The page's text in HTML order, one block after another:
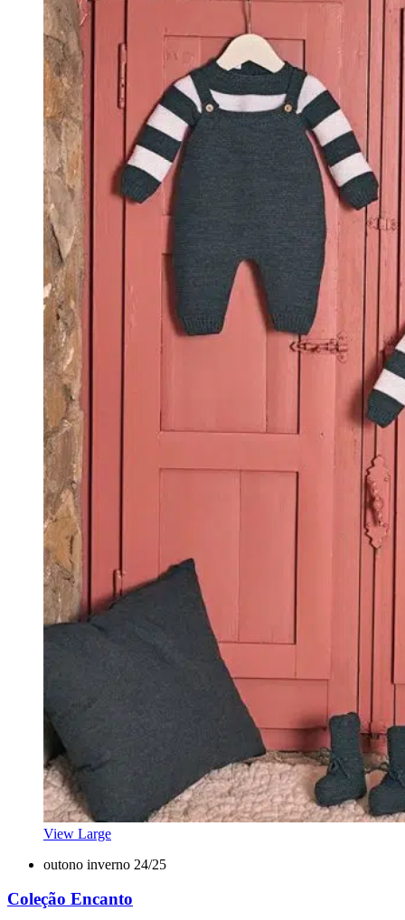
View Large
outono inverno 24/25
Coleção Encanto